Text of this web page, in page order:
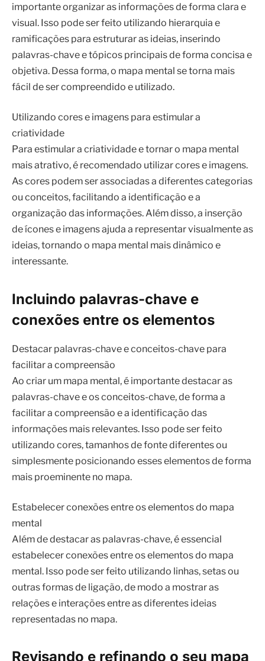
importante organizar as informações de forma clara e
visual. Isso pode ser feito utilizando hierarquia e
ramificações para estruturar as ideias, inserindo
palavras-chave e tópicos principais de forma concisa e
objetiva. Dessa forma, o mapa mental se torna mais
fácil de ser compreendido e utilizado.
Utilizando cores e imagens para estimular a
criatividade
Para estimular a criatividade e tornar o mapa mental
mais atrativo, é recomendado utilizar cores e imagens.
As cores podem ser associadas a diferentes categorias
ou conceitos, facilitando a identificação e a
organização das informações. Além disso, a inserção
de ícones e imagens ajuda a representar visualmente as
ideias, tornando o mapa mental mais dinâmico e
interessante.
Incluindo palavras-chave e
conexões entre os elementos
Destacar palavras-chave e conceitos-chave para
facilitar a compreensão
Ao criar um mapa mental, é importante destacar as
palavras-chave e os conceitos-chave, de forma a
facilitar a compreensão e a identificação das
informações mais relevantes. Isso pode ser feito
utilizando cores, tamanhos de fonte diferentes ou
simplesmente posicionando esses elementos de forma
mais proeminente no mapa.
Estabelecer conexões entre os elementos do mapa
mental
Além de destacar as palavras-chave, é essencial
estabelecer conexões entre os elementos do mapa
mental. Isso pode ser feito utilizando linhas, setas ou
outras formas de ligação, de modo a mostrar as
relações e interações entre as diferentes ideias
representadas no mapa.
Revisando e refinando o seu mapa